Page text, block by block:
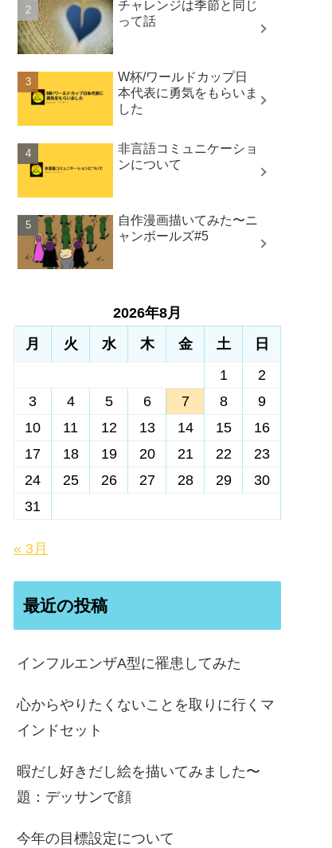
チャレンジは季節と同じ
って話
W杯/ワールドカップ日
本代表に勇気をもらいま
した
非言語コミュニケーショ
ンについて
自作漫画描いてみた〜ニ
ャンボールズ#5
2026年8月
月
火 水 木 金 土
日
1
2
3
4 5 6 7 8
9
10
11 12 13 14 15
16
17
18 19 20 21 22
23
24
25 26 27 28 29
30
31
« 3月
最近の投稿
インフルエンザA型に罹患してみた
心からやりたくないことを取りに行くマ
インドセット
暇だし好きだし絵を描いてみました〜
題：デッサンで顔
今年の目標設定について